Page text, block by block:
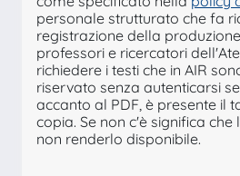
personale strutturato che fa
registrazione della
professori e ricercatori
richiedere i testi che in AIR
riservato senza autenticarsi
accanto al PDF, è presente il
copia. Se non c'è significa
non renderlo disponibile.